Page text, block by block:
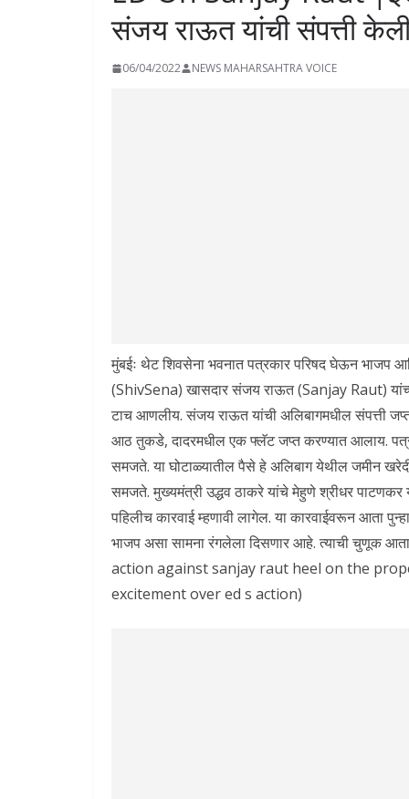
संजय राऊत यांची संपत्ती
06/04/2022 NEWS MAHARSAHTRA VOICE
मुंबईः थेट शिवसेना भवनात पत्रकार परिषद घेऊन भाजप
(ShivSena) खासदार संजय राऊत (Sanjay Raut)
टाच आणलीय. संजय राऊत यांची अलिबागमधील संपत्ती
आठ तुकडे, दादरमधील एक फ्लॅट जप्त करण्यात आलाय.
समजते. या घोटाळ्यातील पैसे हे अलिबाग येथील जमीन
समजते. मुख्यमंत्री उद्धव ठाकरे यांचे मेहुणे श्रीधर पाटणकर
पहिलीच कारवाई म्हणावी लागेल. या कारवाईवरून आता
भाजप असा सामना रंगलेला दिसणार आहे. त्याची चुणूक
action against sanjay raut heel on the
excitement over ed s action)